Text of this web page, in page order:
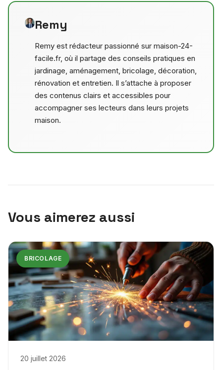
Remy
Remy est rédacteur passionné sur maison-24-
facile.fr, où il partage des conseils pratiques en
jardinage, aménagement, bricolage, décoration,
rénovation et entretien. Il s’attache à proposer
des contenus clairs et accessibles pour
accompagner ses lecteurs dans leurs projets
maison.
Vous aimerez aussi
BRICOLAGE
20 juillet 2026